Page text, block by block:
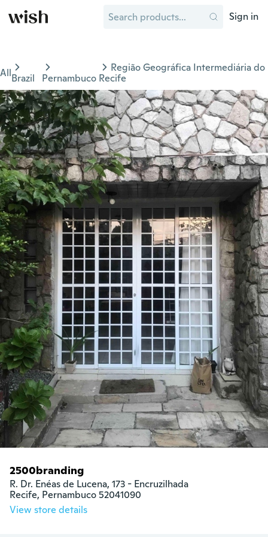
Sign in
AllBrazil Pernambuco
Região Geográfica Intermediária do
Recife
2500branding
R. Dr. Enéas de Lucena, 173 - Encruzilhada
Recife, Pernambuco 52041090
View store details